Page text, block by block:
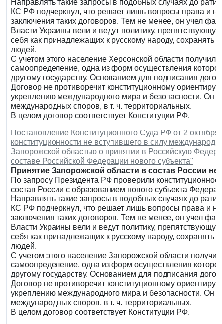
Направлять такие запросы в подобных случаях до
КС РФ подчеркнул, что решает лишь вопросы права и
заключения таких договоров. Тем не менее, он учел
Власти Украины вели и ведут политику,
себя как принадлежащих к русскому народу, сохранять
людей.
С учетом этого население Херсонской области
самоопределение, одна из форм осуществления
другому государству. Основанием для подписания
Договор не противоречит конституционному
укреплению международного мира и безопасности. Он
международных споров, в т. ч. территориальных.
В целом договор соответствует Конституции РФ.
Постановление Конституционного Суда РФ от 2
конституционности не вступившего в силу
Запорожской областью о принятии в Российскую
составе Российской Федерации нового субъекта"
Принятие Запорожской области в состав России
По запросу Президента РФ проверили
состав России с образованием нового субъекта
Направлять такие запросы в подобных случаях до
КС РФ подчеркнул, что решает лишь вопросы права и
заключения таких договоров. Тем не менее, он учел
Власти Украины вели и ведут политику,
себя как принадлежащих к русскому народу, сохранять
людей.
С учетом этого население Запорожской области
самоопределение, одна из форм осуществления
другому государству. Основанием для подписания
Договор не противоречит конституционному
укреплению международного мира и безопасности. Он
международных споров, в т. ч. территориальных.
В целом договор соответствует Конституции РФ.